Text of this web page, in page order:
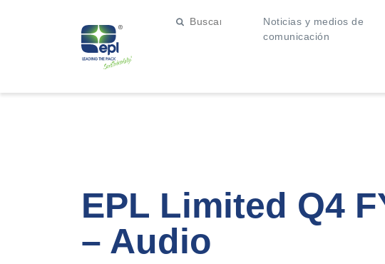
Noticias y medios de
comunicación
EPL Limited Q4
– Audio